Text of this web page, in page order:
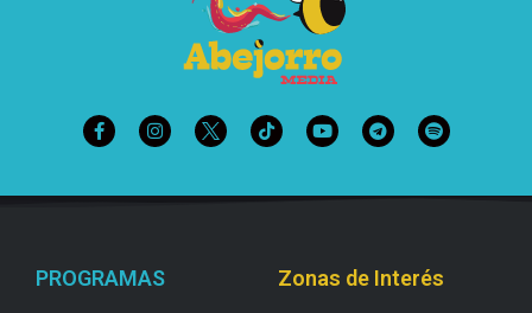
PROGRAMAS Zonas de Interés